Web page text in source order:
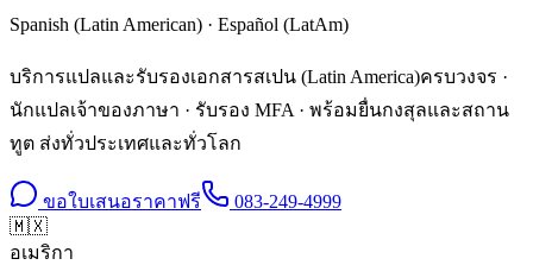
Spanish (Latin American) · Español (LatAm)
บริการแปลและรับรองเอกสารสเปน (Latin America)ครบวงจร ·
นักแปลเจ้าของภาษา · รับรอง MFA · พร้อมยื่นกงสุลและสถาน
ทูต ส่งทั่วประเทศและทั่วโลก
ขอใบเสนอราคาฟรี
083-249-4999
🇲🇽
อเมริกา